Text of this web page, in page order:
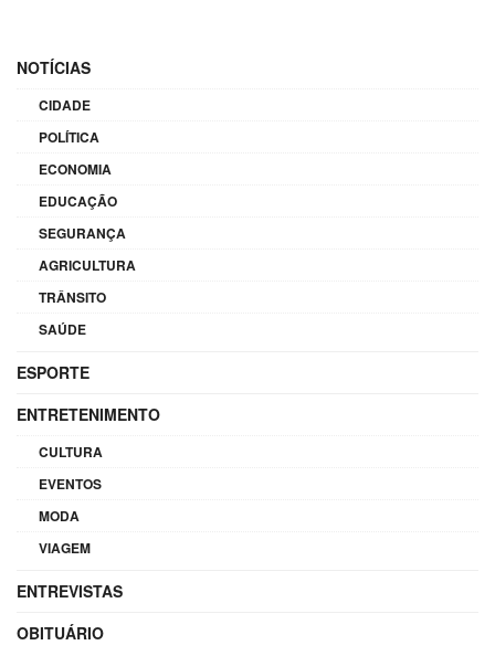
NOTÍCIAS
CIDADE
POLÍTICA
ECONOMIA
EDUCAÇÃO
SEGURANÇA
AGRICULTURA
TRÂNSITO
SAÚDE
ESPORTE
ENTRETENIMENTO
CULTURA
EVENTOS
MODA
VIAGEM
ENTREVISTAS
OBITUÁRIO